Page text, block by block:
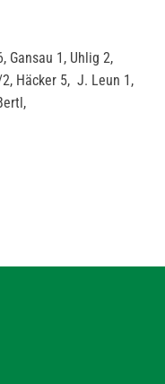
Gansau 1, Uhlig 2,
Häcker 5, J. Leun 1,